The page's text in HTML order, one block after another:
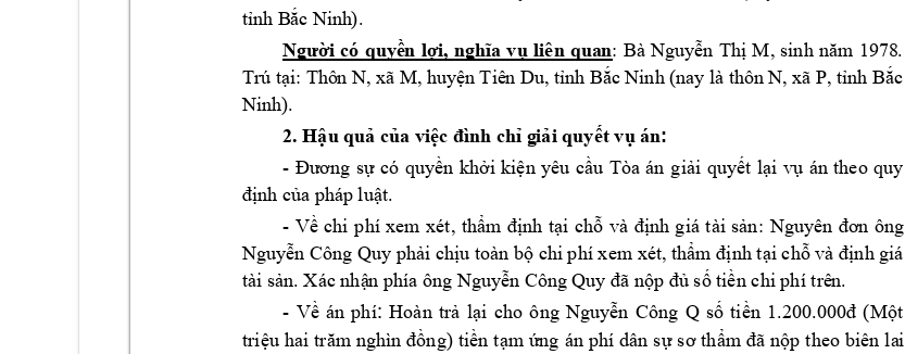
tỉnh Bắc Ninh).
Người có quyền lợi, nghĩa vụ liên quan: Bà Nguyễn Thị M, sinh năm 1978.
Trú tại: Thôn N, xã M, huyện Tiên Du, tỉnh Bắc Ninh (nay là thôn N, xã P, tỉnh Bắc
Ninh).
2. Hậu quả của việc đình chỉ giải quyết vụ án:
- Đương sự có quyền khởi kiện yêu cầu Tòa án giải quyết lại vụ án theo quy
định của pháp luật.
- Về chi phí xem xét, thẩm định tại chỗ và định giá tài sản: Nguyên đơn ông
Nguyễn Công Quy phải chịu toàn bộ chi phí xem xét, thẩm định tại chỗ và định giá
tài sản. Xác nhận phía ông Nguyễn Công Quy đã nộp đủ số tiền chi phí trên.
- Về án phí: Hoàn trả lại cho ông Nguyễn Công Q số tiền 1.200.000đ (Một
triệu hai trăm nghìn đồng) tiền tạm ứng án phí dân sự sơ thẩm đã nộp theo biên lai